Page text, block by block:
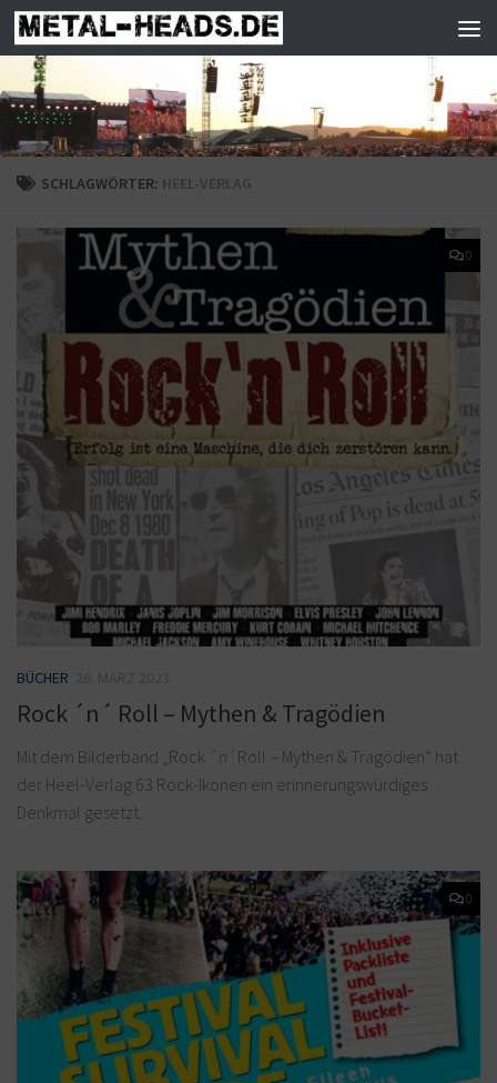
Zum Inhalt springen
SCHLAGWÖRTER: HEEL-VERLAG
0
BÜCHER
Rock ´n´ Roll – Mythen & Tragödien
Mit dem Bilderband „Rock ´n´Roll – Mythen & Tragödien“ hat
der Heel-Verlag 63 Rock-Ikonen ein erinnerungswürdiges
Denkmal gesetzt.
0